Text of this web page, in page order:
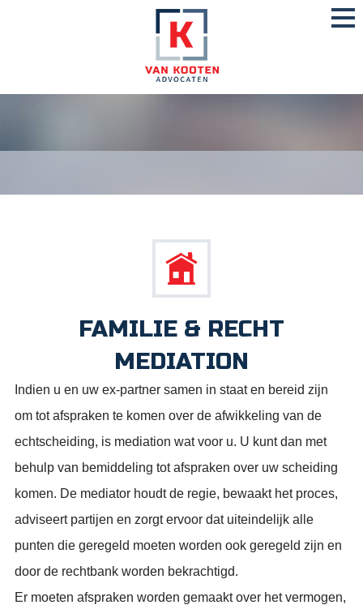
FAMILIE & RECHT
MEDIATION
Indien u en uw ex-partner samen in staat en bereid zijn
om tot afspraken te komen over de afwikkeling van de
echtscheiding, is mediation wat voor u. U kunt dan met
behulp van bemiddeling tot afspraken over uw scheiding
komen. De mediator houdt de regie, bewaakt het proces,
adviseert partijen en zorgt ervoor dat uiteindelijk alle
punten die geregeld moeten worden ook geregeld zijn en
door de rechtbank worden bekrachtigd.
Er moeten afspraken worden gemaakt over het vermogen,